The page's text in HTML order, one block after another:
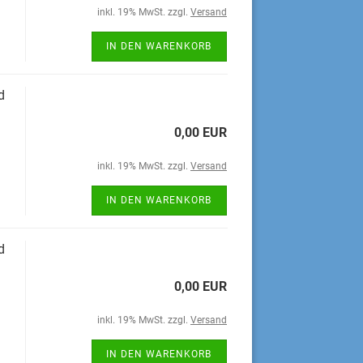
inkl. 19% MwSt. zzgl. Versand
IN DEN WARENKORB
0,00 EUR
inkl. 19% MwSt. zzgl. Versand
IN DEN WARENKORB
0,00 EUR
inkl. 19% MwSt. zzgl. Versand
IN DEN WARENKORB